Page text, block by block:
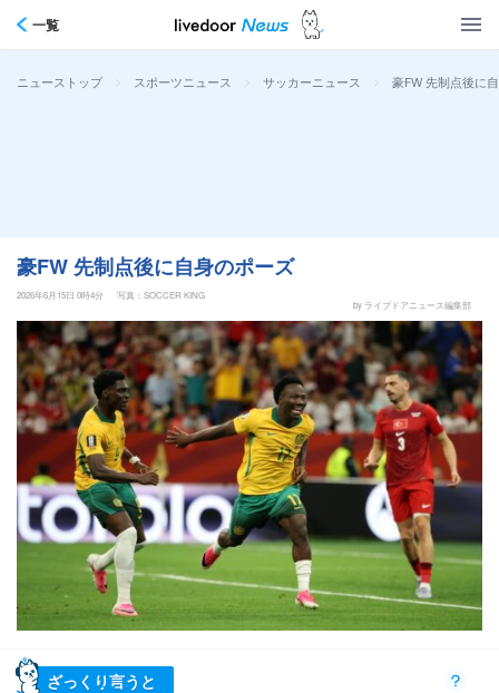
一覧
ニューストップ > スポーツニュース > サッカーニュース > 豪FW 先制点後に
豪FW 先制点後に自身のポーズ
2026年6月15日 0時4分
写真：SOCCER KING
by ライブドアニュース編集部
ざっくり言うと